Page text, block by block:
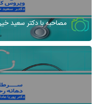
مصاحبه با دکتر سعید